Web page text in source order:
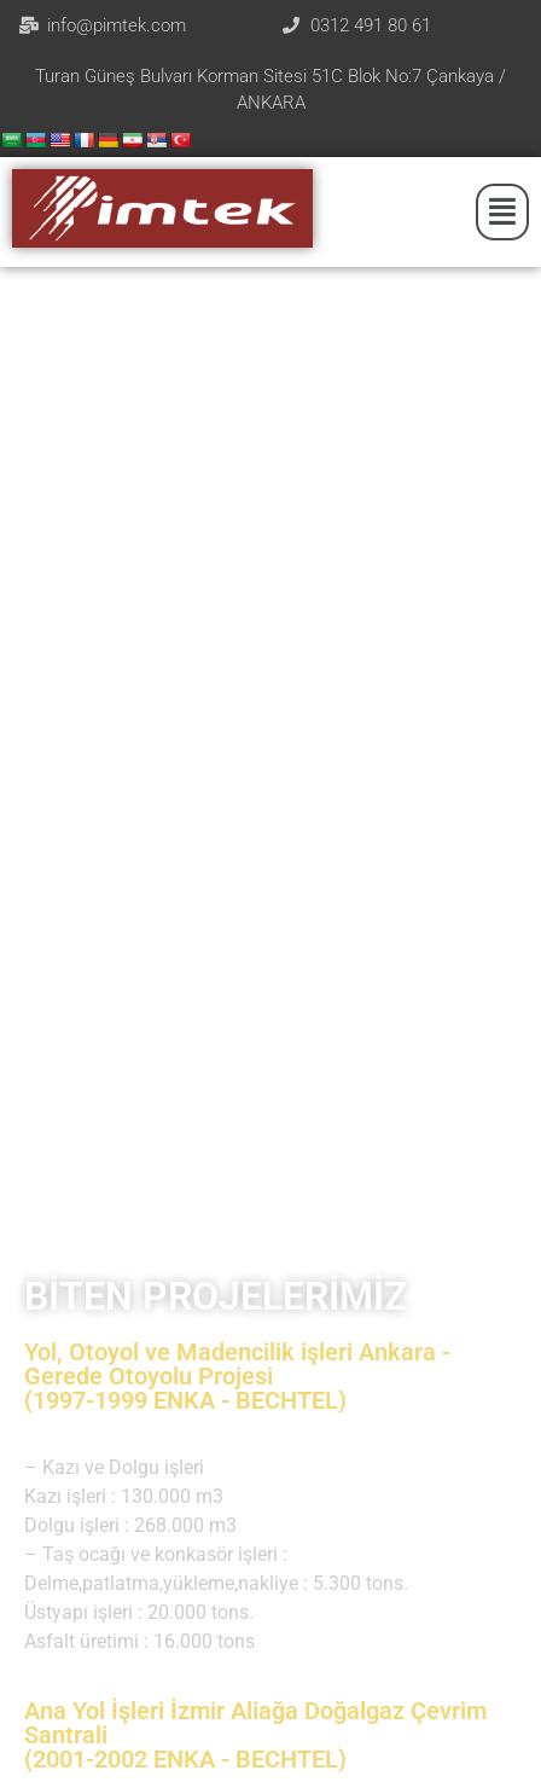
info@pimtek.com 0312 491 80 61
Turan Güneş Bulvarı Korman Sitesi 51C Blok No:7 Çankaya /
ANKARA
BİTEN PROJELERİMİZ
Yol, Otoyol ve Madencilik işleri Ankara -
Gerede Otoyolu Projesi
(1997-1999 ENKA - BECHTEL)
– Kazı ve Dolgu işleri
Kazı işleri : 130.000 m3
Dolgu işleri : 268.000 m3
– Taş ocağı ve konkasör işleri :
Delme,patlatma,yükleme,nakliye : 5.300 tons.
Üstyapı işleri : 20.000 tons.
Asfalt üretimi : 16.000 tons
Ana Yol İşleri İzmir Aliağa Doğalgaz Çevrim
Santrali
(2001-2002 ENKA - BECHTEL)